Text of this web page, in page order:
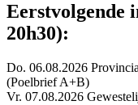
Eerstvolgende
20h30):
Do. 06.08.2026
(Poelbrief A+B)
Vr. 07.08.2026